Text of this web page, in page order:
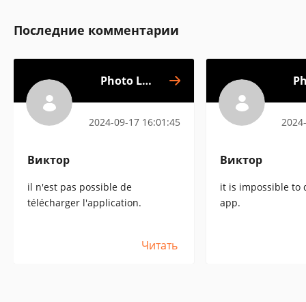
Последние комментарии
Photo Lab
2024-09-17 16:01:45
Виктор
il n'est pas possible de
télécharger l'application.
Читать
Виктор
it is impossible to
app.